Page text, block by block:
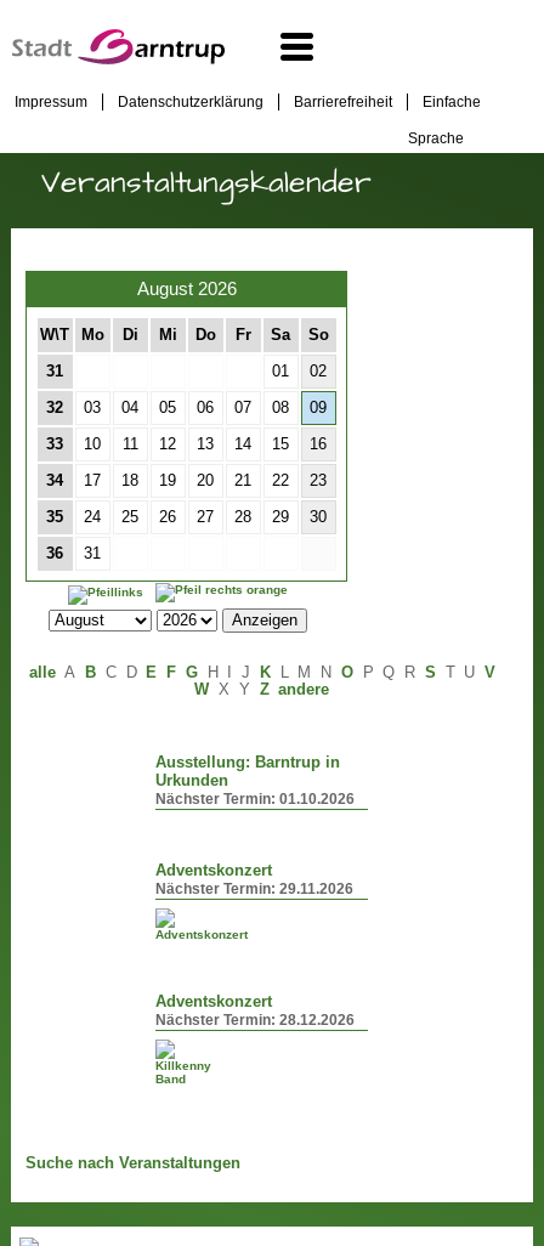
Impressum Datenschutzerklärung Barrierefreiheit Einfache
Sprache
Veranstaltungskalender
August 2026
W\T Mo Di Mi Do Fr Sa So
31 01 02
32 03 04 05 06 07 08 09
33 10 11 12 13 14 15 16
34 17 18 19 20 21 22 23
35 24 25 26 27 28 29 30
36 31
alle A B C D E F G H J K L M N O P Q R S U V
W X Y Z andere
Ausstellung: Barntrup in
Urkunden
Nächster Termin:01.10.2026
Adventskonzert
Nächster Termin:29.11.2026
Adventskonzert
Nächster Termin:28.12.2026
Suche nach Veranstaltungen